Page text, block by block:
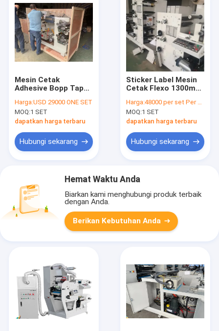
Mesin Cetak
Adhesive Bopp Tape
Warna
Harga:USD 29000 ONE SET
MOQ:1 SET
dapatkan harga terbaru
Hubungi sekarang
Sticker Label Mesin
Cetak Flexo 1300mm
5colors Roll Paper
Harga:48000 per set Per month
MOQ:1 SET
dapatkan harga terbaru
Hubungi sekarang
Hemat Waktu Anda
Biarkan kami menghubungi produk terbaik
dengan Anda.
Berikan Kebutuhan Anda